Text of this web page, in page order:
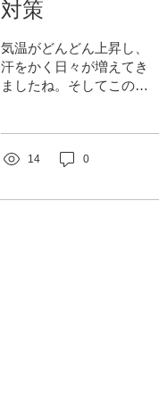
対策
気温がどんどん上昇し、
汗をかく日々が増えてき
ましたね。そしてこの先
きます。体調を崩した
食欲がないなどの症状を
14 0